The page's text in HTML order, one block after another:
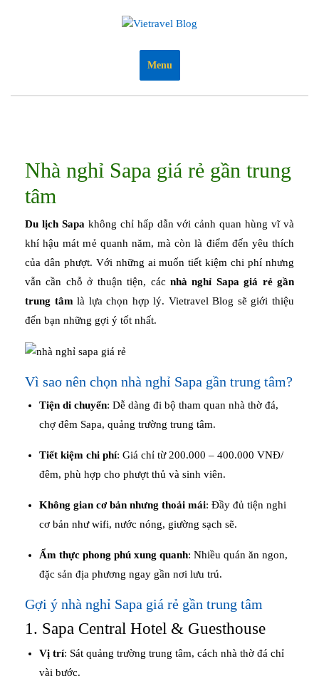
Menu
Nhà nghỉ Sapa giá rẻ gần trung
tâm
Du lịch Sapa không chỉ hấp dẫn với cảnh quan hùng vĩ và
khí hậu mát mẻ quanh năm, mà còn là điểm đến yêu thích
của dân phượt. Với những ai muốn tiết kiệm chi phí nhưng
vẫn cần chỗ ở thuận tiện, các nhà nghỉ Sapa giá rẻ gần
trung tâm là lựa chọn hợp lý. Vietravel Blog sẽ giới thiệu
đến bạn những gợi ý tốt nhất.
Vì sao nên chọn nhà nghỉ Sapa gần trung tâm?
Tiện di chuyển: Dễ dàng đi bộ tham quan nhà thờ đá,
chợ đêm Sapa, quảng trường trung tâm.
Tiết kiệm chi phí: Giá chỉ từ 200.000 – 400.000 VNĐ/
đêm, phù hợp cho phượt thủ và sinh viên.
Không gian cơ bản nhưng thoải mái: Đầy đủ tiện nghi
cơ bản như wifi, nước nóng, giường sạch sẽ.
Ẩm thực phong phú xung quanh: Nhiều quán ăn ngon,
đặc sản địa phương ngay gần nơi lưu trú.
Gợi ý nhà nghỉ Sapa giá rẻ gần trung tâm
1. Sapa Central Hotel & Guesthouse
Vị trí: Sát quảng trường trung tâm, cách nhà thờ đá chỉ
vài bước.